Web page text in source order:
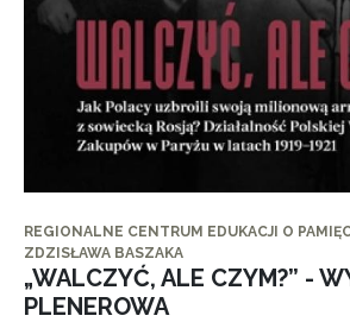
REGIONALNE CENTRUM EDUKACJI O
ZDZISŁAWA BASZAKA
„WALCZYĆ, ALE CZYM?” -
PLENEROWA